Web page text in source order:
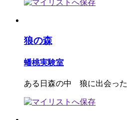
狼の森
蟠桃実験室
ある日森の中 狼に出会った